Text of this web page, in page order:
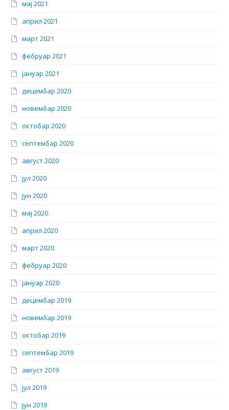
мај 2021
април 2021
март 2021
фебруар 2021
јануар 2021
децембар 2020
новембар 2020
октобар 2020
септембар 2020
август 2020
јул 2020
јун 2020
мај 2020
април 2020
март 2020
фебруар 2020
јануар 2020
децембар 2019
новембар 2019
октобар 2019
септембар 2019
август 2019
јул 2019
јун 2019